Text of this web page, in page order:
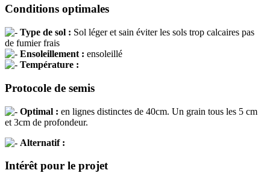
Conditions optimales
Type de sol : Sol léger et sain éviter les sols trop calcaires pas
de fumier frais
Ensoleillement : ensoleillé
Température :
Protocole de semis
Optimal : en lignes distinctes de 40cm. Un grain tous les 5 cm
et 3cm de profondeur.
Alternatif :
Intérêt pour le projet